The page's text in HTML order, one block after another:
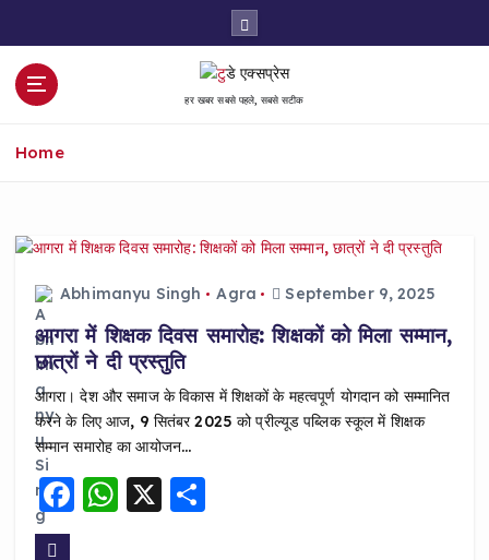
हर खबर सबसे पहले, सबसे सटीक
Home
Abhimanyu Singh Agra September 9, 2025
आगरा में शिक्षक दिवस समारोह: शिक्षकों को मिला सम्मान,
छात्रों ने दी प्रस्तुति
आगरा। देश और समाज के विकास में शिक्षकों के महत्वपूर्ण योगदान को सम्मानित
करने के लिए आज, 9 सितंबर 2025 को प्रील्यूड पब्लिक स्कूल में शिक्षक
सम्मान समारोह का आयोजन…
F WX S